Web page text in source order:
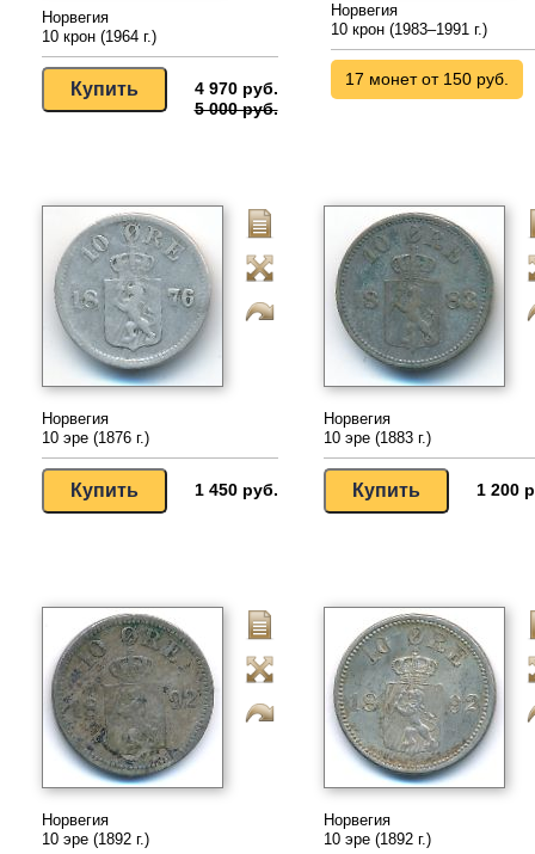
Норвегия
10 крон (1964 г.)
4 970 руб.
5 000 руб.
Норвегия
10 крон (1983–1991 г.)
17 монет от 150 руб.
Норвегия
10 эре (1876 г.)
1 450 руб.
Норвегия
10 эре (1883 г.)
1 200
Норвегия
10 эре (1892 г.)
Норвегия
10 эре (1892 г.)